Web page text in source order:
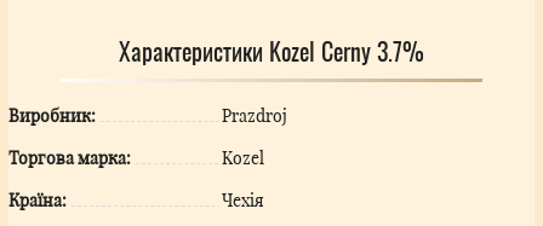
Характеристики Kozel Cerny 3.7%
Виробник:
Prazdroj
Торгова марка:
Kozel
Країна:
Чехія